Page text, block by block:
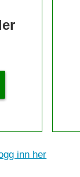
inn her